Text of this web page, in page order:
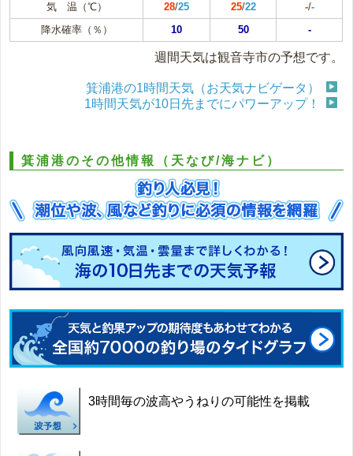
気 温（℃） 28/25 25/22 -/-
降水確率（％）
10 50 -
週間天気は観音寺市の予想です。
箕浦港の1時間天気（お天気ナビゲータ）
1時間天気が10日先までにパワーアップ！
箕浦港のその他情報（天なび/海ナビ）
3時間毎の波高やうねりの可能性を掲載